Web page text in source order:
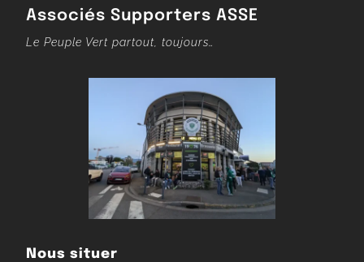
Associés Supporters ASSE
Le Peuple Vert partout, toujours…
Nous situer